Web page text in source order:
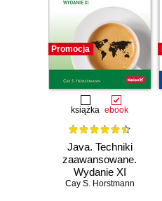
Promocja
książka ebook
Java. Techniki
zaawansowane.
Wydanie XI
Cay S. Horstmann